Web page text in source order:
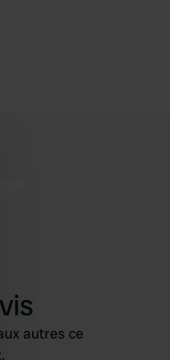
autres ce